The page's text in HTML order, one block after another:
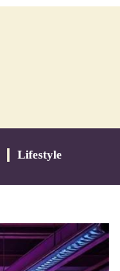
Lifestyle